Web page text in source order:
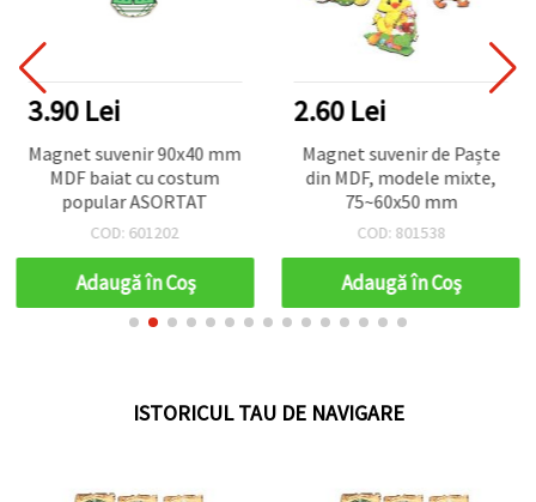
3.90 Lei
Magnet suvenir 90x40 mm
MDF baiat cu costum
popular ASORTAT
COD: 601202
Adaugă în Coş
2.60 Lei
Magnet suvenir de Paște
din MDF, modele mixte,
75~60x50 mm
COD: 801538
Adaugă în Coş
ISTORICUL TAU DE NAVIGARE